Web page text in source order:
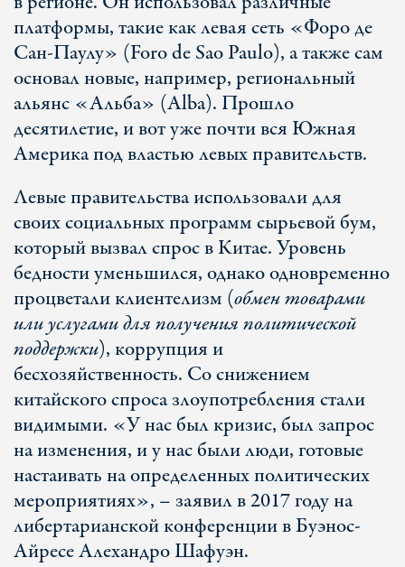
платформы, такие как левая сеть «Форо де
Сан-Паулу» (Foro de Sao Paulo), а также сам
основал новые, например, региональный
альянс «Альба» (Alba). Прошло
десятилетие, и вот уже почти вся Южная
Америка под властью левых правительств.
Левые правительства использовали для
своих социальных программ сырьевой бум,
который вызвал спрос в Китае. Уровень
бедности уменьшился, однако одновременно
процветали клиентелизм (обмен товарами
или услугами для получения политической
поддержки), коррупция и
бесхозяйственность. Со снижением
китайского спроса злоупотребления стали
видимыми. «У нас был кризис, был запрос
на изменения, и у нас были люди, готовые
настаивать на определенных политических
мероприятиях», – заявил в 2017 году на
либертарианской конференции в Буэнос-
Айресе Алехандро Шафуэн.